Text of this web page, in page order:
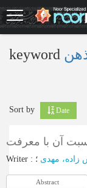
Skip
to
main
keyword
Sort by Date
Writer : زاده، مهدی
Abstract